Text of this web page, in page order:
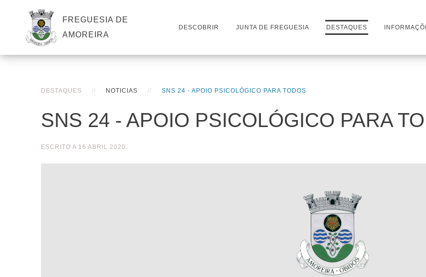
FREGUESIA DE
AMOREIRA
DESCOBRIR JUNTA DE FREGUESIA DESTAQUES
DESTAQUES NOTICIAS SNS 24 - APOIO PSICOLÓGICO PARA TODOS
SNS 24 - APOIO PSICOLÓGICO PARA
ESCRITO A 16 ABRIL 2020 .